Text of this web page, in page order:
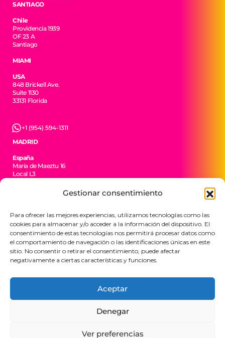
Gestionar consentimiento
Para ofrecer las mejores experiencias, utilizamos tecnologías como las
cookies para almacenar y/o acceder a la información del dispositivo. El
consentimiento de estas tecnologías nos permitirá procesar datos como
el comportamiento de navegación o las identificaciones únicas en este
sitio. No consentir o retirar el consentimiento, puede afectar
negativamente a ciertas características y funciones.
Aceptar
Denegar
Ver preferencias
SANTIAGO
Chile
Providencia 1939
OF 23 A
Santiago
MIAMI
USA
848 Brickell Ave.
Suite 1130
33131 Florida
+1 (954) 594-1311
MADRID
España
Maria de Maeztu 16
Local L3
CIUDAD DE MÉXICO
México
Av. Jesús del Monte 34
52763 Huixquilucan
EDOMEX
BTR Consulting. Todos los derechos reservados